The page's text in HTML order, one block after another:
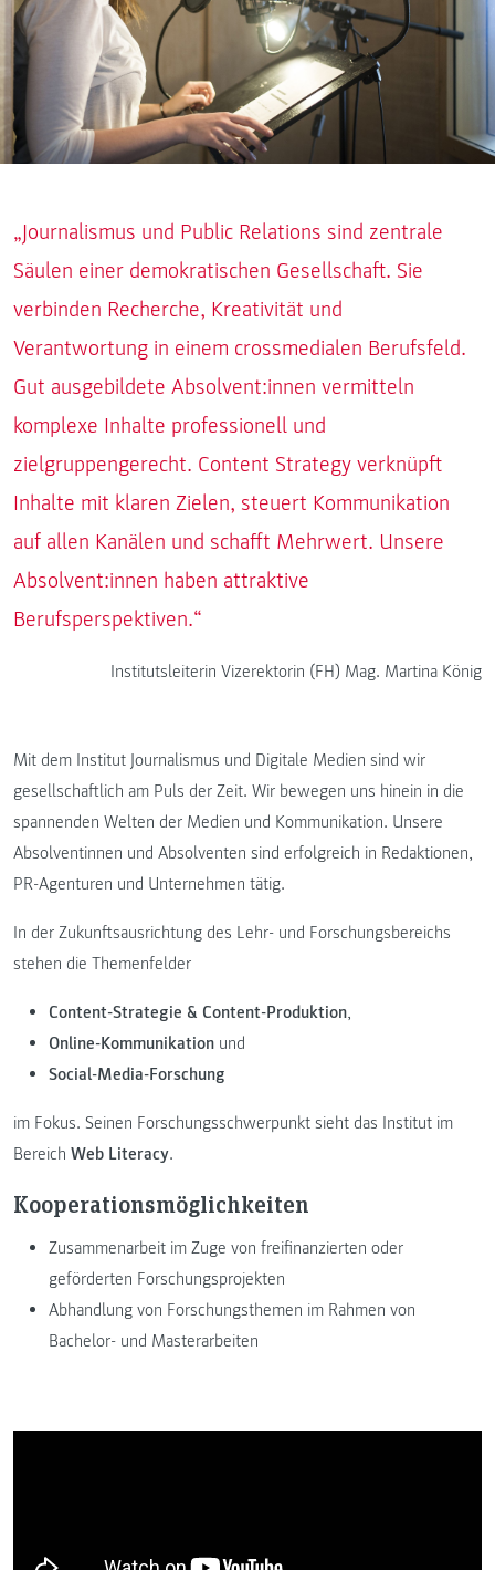
„Journalismus und Public Relations sind zentrale
Säulen einer demokratischen Gesellschaft. Sie
verbinden Recherche, Kreativität und
Verantwortung in einem crossmedialen Berufsfeld.
Gut ausgebildete Absolvent:innen vermitteln
komplexe Inhalte professionell und
zielgruppengerecht. Content Strategy verknüpft
Inhalte mit klaren Zielen, steuert Kommunikation
auf allen Kanälen und schafft Mehrwert. Unsere
Absolvent:innen haben attraktive
Berufsperspektiven.“
Institutsleiterin Vizerektorin (FH) Mag. Martina König
Mit dem Institut Journalismus und Digitale Medien sind wir
gesellschaftlich am Puls der Zeit. Wir bewegen uns hinein in die
spannenden Welten der Medien und Kommunikation. Unsere
Absolventinnen und Absolventen sind erfolgreich in Redaktionen,
PR-Agenturen und Unternehmen tätig.
In der Zukunftsausrichtung des Lehr- und Forschungsbereichs
stehen die Themenfelder
Content-Strategie & Content-Produktion,
Online-Kommunikation und
Social-Media-Forschung
im Fokus. Seinen Forschungsschwerpunkt sieht das Institut im
Bereich Web Literacy.
Kooperationsmöglichkeiten
Zusammenarbeit im Zuge von freifinanzierten oder
geförderten Forschungsprojekten
Abhandlung von Forschungsthemen im Rahmen von
Bachelor- und Masterarbeiten